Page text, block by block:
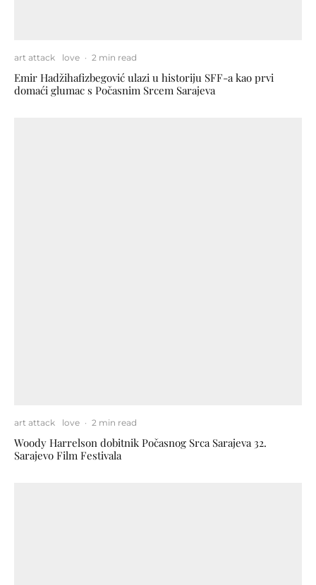
art attack love · 2 min read
Emir Hadžihafizbegović ulazi u historiju SFF-a kao prvi
domaći glumac s Počasnim Srcem Sarajeva
art attack love · 2 min read
Woody Harrelson dobitnik Počasnog Srca Sarajeva 32.
Sarajevo Film Festivala